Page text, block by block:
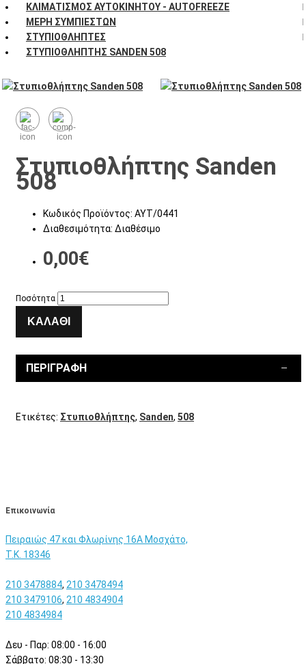
ΚΛΙΜΑΤΙΣΜΌΣ ΑΥΤΟΚΙΝΉΤΟΥ - AUTOFREEZE
ΜΈΡΗ ΣΥΜΠΙΕΣΤΏΝ
ΣΤΥΠΙΟΘΛΉΠΤΕΣ
ΣΤΥΠΙΟΘΛΉΠΤΗΣ SANDEN 508
Στυπιοθλήπτης Sanden
508
Κωδικός Προϊόντος: ΑΥΤ/0441
Διαθεσιμότητα: Διαθέσιμο
0,00€
Ποσότητα
ΚΑΛΆΘΙ
ΠΕΡΙΓΡΑΦΉ
Ετικέτες: Στυπιοθλήπτης, Sanden, 508
Eπικοινωνία
Πειραιώς 47 και Φλωρίνης 16Α Μοσχάτο,
T.K. 18346
210 3478884, 210 3478494
210 3479106, 210 4834904
210 4834984
Δευ - Παρ: 08:00 - 16:00
Σάββατο: 08:30 - 13:30